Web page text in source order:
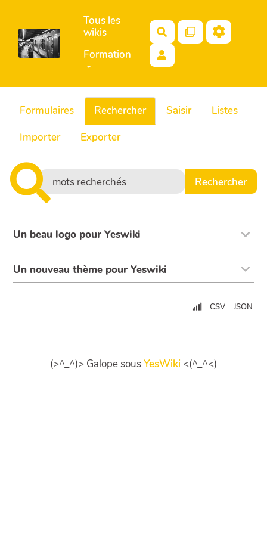
Aller au contenu principal
Tous les
wikis
Formation
Rechercher
Formulaires Rechercher Saisir
Listes
Importer
Exporter
Un beau logo pour Yeswiki
Un nouveau thème pour Yeswiki
CSV JSON
(>^_^)> Galope sousYesWiki <(^_^<)